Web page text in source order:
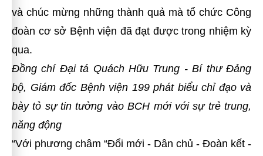
và chúc mừng những thành quả mà tổ chức Công
đoàn cơ sở Bệnh viện đã đạt được trong nhiệm kỳ
qua.
Đồng chí Đại tá Quách Hữu Trung - Bí thư Đảng
bộ, Giám đốc Bệnh viện 199 phát biểu chỉ đạo và
bày tỏ sự tin tưởng vào BCH mới với sự trẻ trung,
năng động
“Với phương châm “Đổi mới - Dân chủ - Đoàn kết -